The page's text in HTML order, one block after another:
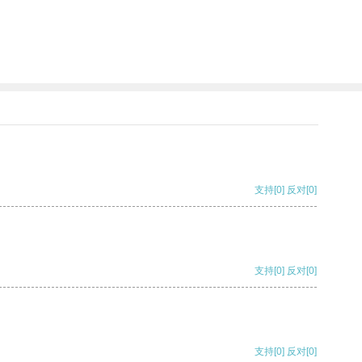
支持[0] 反对[0]
支持[0] 反对[0]
支持[0] 反对[0]